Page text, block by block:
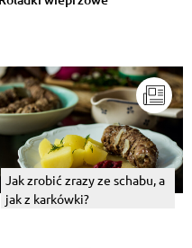
Jak zrobić zrazy ze schabu, a
jak z karkówki?